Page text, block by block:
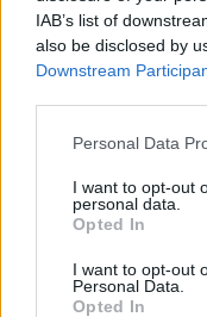
IAB’s list of
also be disclosed by
Downstream
Personal Data
I want to opt-out
personal data.
Opted In
I want to opt-out
Personal Data.
Opted In
Redazione